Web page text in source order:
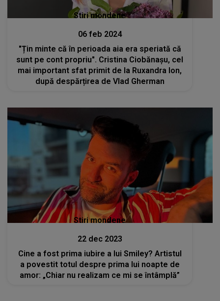
Stiri mondene
06 feb 2024
"Țin minte că în perioada aia era speriată că
sunt pe cont propriu". Cristina Ciobănașu, cel
mai important sfat primit de la Ruxandra Ion,
după despărțirea de Vlad Gherman
Stiri mondene
22 dec 2023
Cine a fost prima iubire a lui Smiley? Artistul
a povestit totul despre prima lui noapte de
amor: „Chiar nu realizam ce mi se întâmplă”